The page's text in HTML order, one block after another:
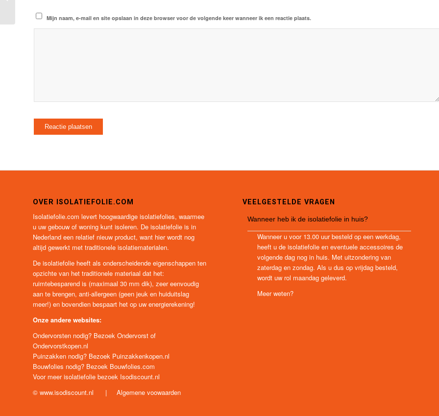
Mijn naam, e-mail en site opslaan in deze browser voor de volgende keer wanneer ik een reactie plaats.
OVER ISOLATIEFOLIE.COM
Isolatiefolie.com levert hoogwaardige isolatiefolies, waarmee
u uw gebouw of woning kunt isoleren. De isolatiefolie is in
Nederland een relatief nieuw product, want hier wordt nog
altijd gewerkt met traditionele isolatiematerialen.
De isolatiefolie heeft als onderscheidende eigenschappen ten
opzichte van het traditionele materiaal dat het:
ruimtebesparend is (maximaal 30 mm dik), zeer eenvoudig
aan te brengen, anti-allergeen (geen jeuk en huiduitslag
meer!) en bovendien bespaart het op uw energierekening!
Onze andere websites:
Ondervorsten nodig? Bezoek Ondervorst of
Ondervorstkopen.nl
Puinzakken nodig? Bezoek Puinzakkenkopen.nl
Bouwfolies nodig? Bezoek Bouwfolies.com
Voor meer isolatiefolie bezoek Isodiscount.nl
© www.isodiscount.nl | Algemene voowaarden
VEELGESTELDE VRAGEN
Wanneer heb ik de isolatiefolie in huis?
Wanneer u voor 13.00 uur besteld op een werkdag,
heeft u de isolatiefolie en eventuele accessoires de
volgende dag nog in huis. Met uitzondering van
zaterdag en zondag. Als u dus op vrijdag besteld,
wordt uw rol maandag geleverd.
Meer weten?